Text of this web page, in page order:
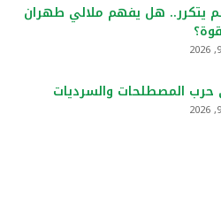
يتكرر.. هل يفهم ملالي طهران
حرب المصطلحات والسرديات